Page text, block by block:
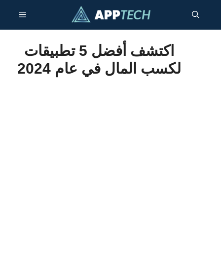
المحتوى
قائمة
طعام
اكتشف أفضل 5 تطبيقات
لكسب المال في عام 2024